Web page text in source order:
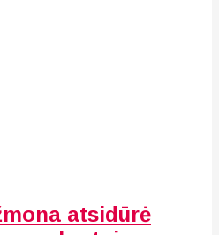
atsidūrė